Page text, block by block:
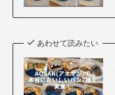
あわせて読みたい